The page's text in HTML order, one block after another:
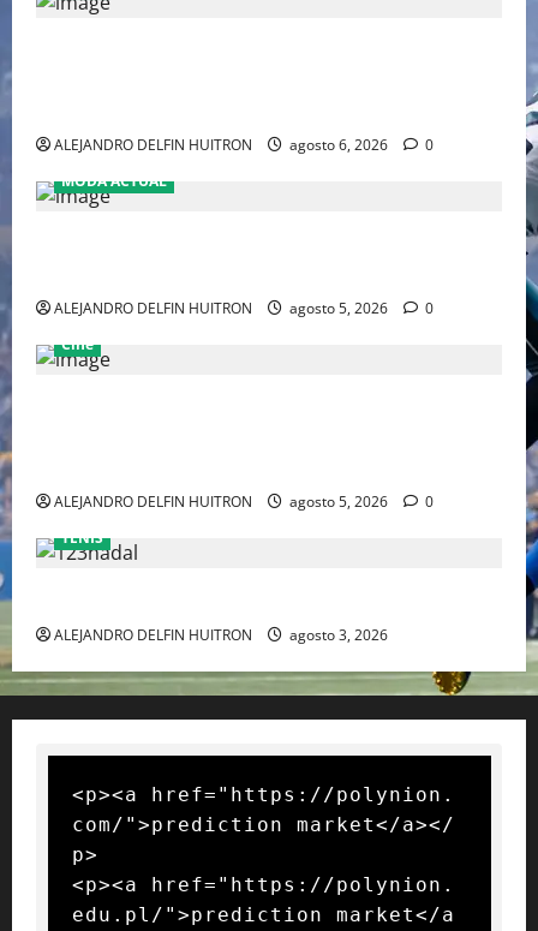
ALEJANDRO DELFIN HUITRON agosto 6, 2026
0
MODA ACTUAL
ALEJANDRO DELFIN HUITRON agosto 5, 2026
0
Cine
ALEJANDRO DELFIN HUITRON agosto 5, 2026
0
TENIS
ALEJANDRO DELFIN HUITRON agosto 3, 2026
<p><a href="https://polynion.
com/">prediction market</a></
p>
<p><a href="https://polynion.
edu.pl/">prediction market</a